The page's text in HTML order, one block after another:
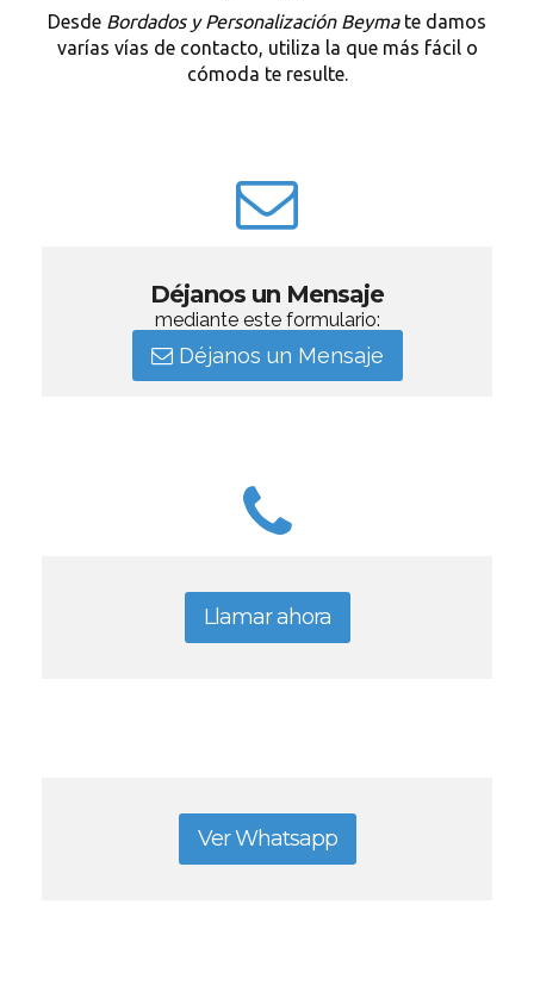
Desde Bordados y Personalización Beymate damos
varías vías de contacto, utiliza la que más fácil o
cómoda te resulte.
Déjanos un Mensaje
mediante este formulario:
Déjanos un Mensaje
Llamar ahora
Ver Whatsapp